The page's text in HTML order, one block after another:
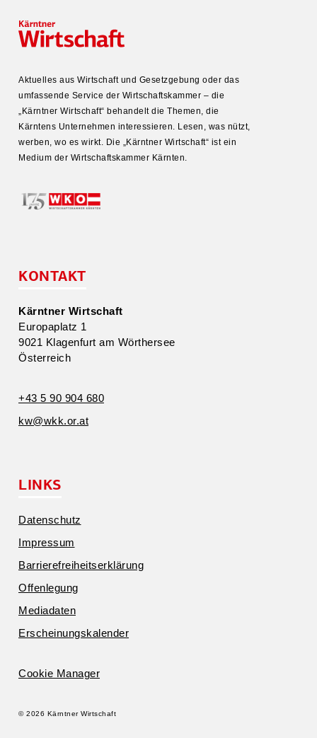
Aktuelles aus Wirtschaft und Gesetz­gebung oder das
umfas­sende Service der Wirtschafts­kammer – die
„Kärntner Wirtschaft“ behandelt die Themen, die
Kärntens Unter­nehmen inter­es­sieren. Lesen, was nützt,
werben, wo es wirkt. Die „Kärntner Wirtschaft“ ist ein
Medium der Wirtschafts­kammer Kärnten.
KONTAKT
Kärntner Wirtschaft
Europa­platz 1
9021 Klagenfurt am Wörthersee
Öster­reich
+43 5 90 904 680
kw@​wkk.​or.​at
LINKS
Daten­schutz
Impressum
Barrie­re­frei­heits­er­klärung
Offen­legung
Media­daten
Erschei­nungs­ka­lender
Cookie Manager
© 2026 Kärntner Wirtschaft